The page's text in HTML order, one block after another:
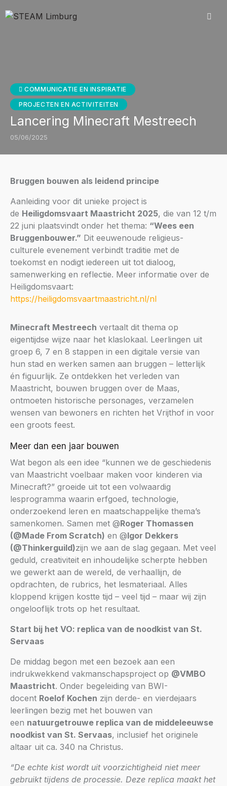
COMMUNICATIE EN INSPIRATIE
PROJECTEN EN ACTIVITEITEN
Lancering Minecraft Mestreech
05/06/2025
Bruggen bouwen als leidend principe
Aanleiding voor dit unieke project is
de Heiligdomsvaart Maastricht 2025, die van 12 t/m
22 juni plaatsvindt onder het thema: “Wees een
Bruggenbouwer.” Dit eeuwenoude religieus-
culturele evenement verbindt traditie met de
toekomst en nodigt iedereen uit tot dialoog,
samenwerking en reflectie. Meer informatie over de
Heiligdomsvaart:
https://heiligdomsvaartmaastricht.nl/nl
Minecraft Mestreech vertaalt dit thema op
eigentijdse wijze naar het klaslokaal. Leerlingen uit
groep 6, 7 en 8 stappen in een digitale versie van
hun stad en werken samen aan bruggen – letterlijk
én figuurlijk. Ze ontdekken het verleden van
Maastricht, bouwen bruggen over de Maas,
ontmoeten historische personages, verzamelen
wensen van bewoners en richten het Vrijthof in voor
een groots feest.
Meer dan een jaar bouwen
Wat begon als een idee “kunnen we de geschiedenis
van Maastricht voelbaar maken voor kinderen via
Minecraft?” groeide uit tot een volwaardig
lesprogramma waarin erfgoed, technologie,
onderzoekend leren en maatschappelijke thema’s
samenkomen. Samen met @Roger Thomassen
(@Made From Scratch) en @Igor Dekkers
(@Thinkerguild)zijn we aan de slag gegaan. Met veel
geduld, creativiteit en inhoudelijke scherpte hebben
we gewerkt aan de wereld, de verhaallijn, de
opdrachten, de rubrics, het lesmateriaal. Alles
kloppend krijgen kostte tijd – veel tijd – maar wij zijn
ongelooflijk trots op het resultaat.
Start bij het VO: replica van de noodkist van St.
Servaas
De middag begon met een bezoek aan een
indrukwekkend vakmanschapsproject op @VMBO
Maastricht. Onder begeleiding van BWI-
docent Roelof Kochen zijn derde- en vierdejaars
leerlingen bezig met het bouwen van
een natuurgetrouwe replica van de middeleeuwse
noodkist van St. Servaas, inclusief het originele
altaar uit ca. 340 na Christus.
“De echte kist wordt uit voorzichtigheid niet meer
gebruikt tijdens de processie. Deze replica maakt het